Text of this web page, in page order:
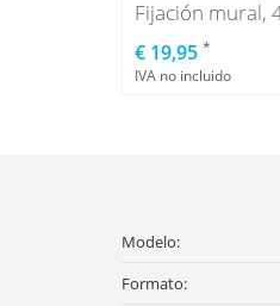
€ 19,95 *
IVA no incluido
Modelo:
Formato: